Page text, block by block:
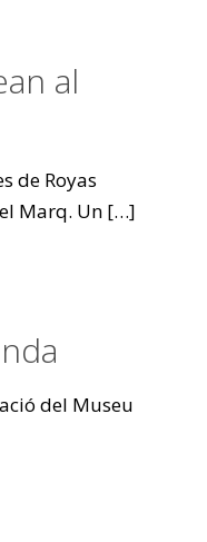
al
de Royas
Marq. Un […]
del Museu